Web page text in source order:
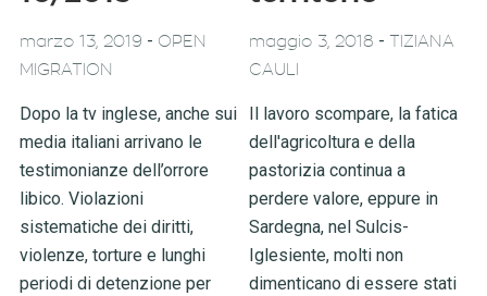
marzo 13, 2019 - OPEN
MIGRATION
Dopo la tv inglese, anche sui
media italiani arrivano le
testimonianze dell’orrore
libico. Violazioni
sistematiche dei diritti,
violenze, torture e lunghi
periodi di detenzione per
maggio 3, 2018 -
TIZIANA
CAULI
Il lavoro scompare, la fatica
dell'agricoltura e della
pastorizia continua a
perdere valore, eppure in
Sardegna, nel Sulcis-
Iglesiente, molti non
dimenticano di essere stati